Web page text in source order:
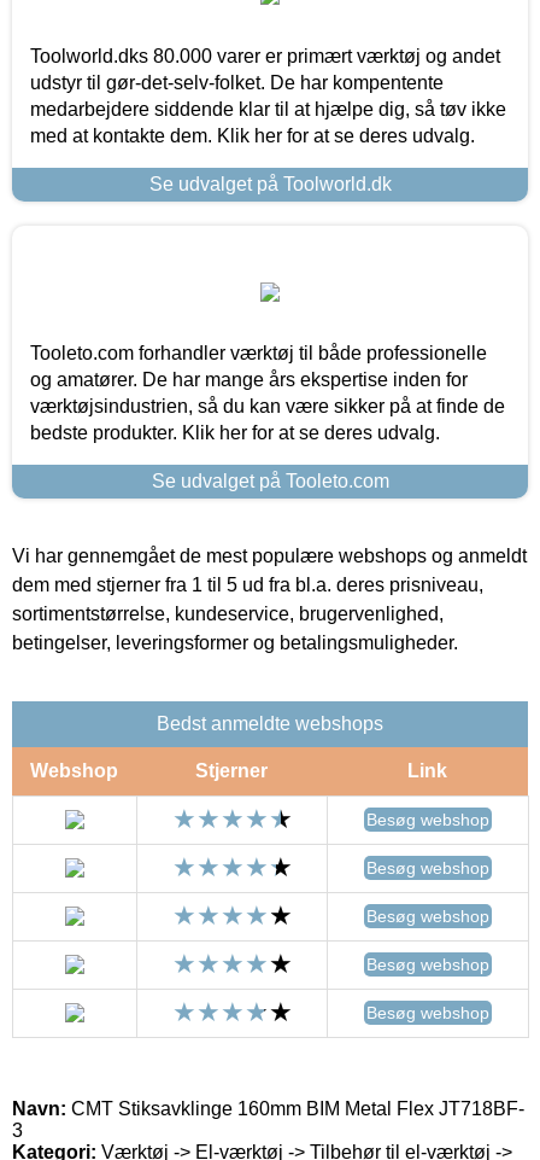
Toolworld.dks 80.000 varer er primært værktøj og andet
udstyr til gør-det-selv-folket. De har kompentente
medarbejdere siddende klar til at hjælpe dig, så tøv ikke
med at kontakte dem. Klik her for at se deres udvalg.
Se udvalget på Toolworld.dk
Tooleto.com forhandler værktøj til både professionelle
og amatører. De har mange års ekspertise inden for
værktøjsindustrien, så du kan være sikker på at finde de
bedste produkter. Klik her for at se deres udvalg.
Se udvalget på Tooleto.com
Vi har gennemgået de mest populære webshops og anmeldt
dem med stjerner fra 1 til 5 ud fra bl.a. deres prisniveau,
sortimentstørrelse, kundeservice, brugervenlighed,
betingelser, leveringsformer og betalingsmuligheder.
Bedst anmeldte webshops
Webshop Stjerner Link
Besøg webshop
Besøg webshop
Besøg webshop
Besøg webshop
Besøg webshop
Navn: CMT Stiksavklinge 160mm BIM Metal Flex JT718BF-
3
Kategori: Værktøj -> El-værktøj -> Tilbehør til el-værktøj ->